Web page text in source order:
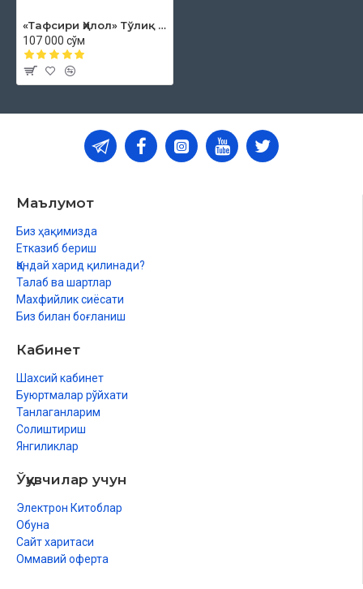
«Тафсири Ҳилол» Тўлиқ аудио тўплам (usb-flash)
107 000 сўм
Маълумот
Биз ҳақимизда
Етказиб бериш
Қандай харид қилинади?
Талаб ва шартлар
Махфийлик сиёсати
Биз билан боғланиш
Кабинет
Шахсий кабинет
Буюртмалар рўйхати
Танлаганларим
Солиштириш
Янгиликлар
Ўқувчилар учун
Электрон Китоблар
Обуна
Сайт харитаси
Оммавий оферта